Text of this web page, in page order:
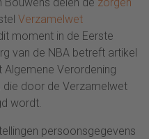
Verzamelwet
moment in de Eerste
van de NBA betreft artikel
Algemene Verordening
die door de Verzamelwet
wordt.
persoonsgegevens